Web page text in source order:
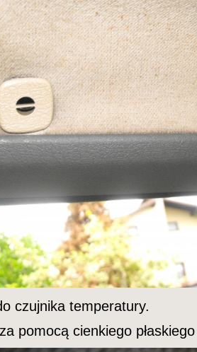
czujnika temperatury.
pomocą cienkiego